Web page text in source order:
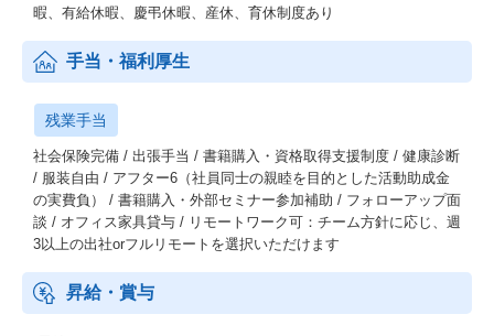
暇、有給休暇、慶弔休暇、産休、育休制度あり
手当・福利厚生
残業手当
社会保険完備 / 出張手当 / 書籍購入・資格取得支援制度 / 健康診断
/ 服装自由 / アフター6（社員同士の親睦を目的とした活動助成金
の実費負） / 書籍購入・外部セミナー参加補助 / フォローアップ面
談 / オフィス家具貸与 / リモートワーク可：チーム方針に応じ、週
3以上の出社orフルリモートを選択いただけます
昇給・賞与